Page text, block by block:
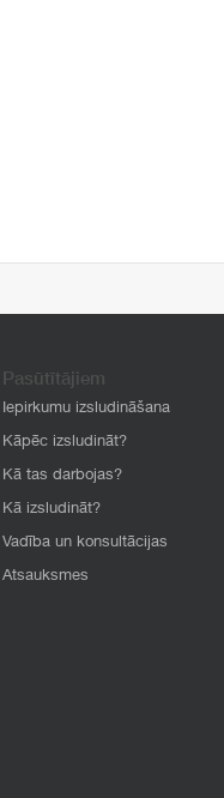
Pasūtītājiem
Iepirkumu izsludināšana
Kāpēc izsludināt?
Kā tas darbojas?
Kā izsludināt?
Vadība un konsultācijas
Atsauksmes